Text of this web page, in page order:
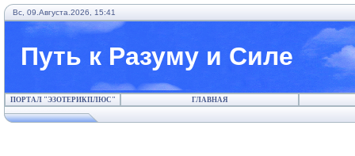
Вс, 09.Августа.2026, 15:41
Путь к Разуму и Силе
ПОРТАЛ "ЭЗОТЕРИКПЛЮС" ГЛАВНАЯ